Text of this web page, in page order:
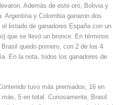
Además de este oro, Bolivia y
Argentina y Colombia ganaron dos
listado de ganadores España con un
que se llevó un bronce. En términos
quedo primero, con 2 de los 4
En la nota, todos los ganadores de
tuvo más premiados, 16 en
5 en total. Curiosamente, Brasil